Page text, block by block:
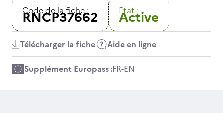
Code de la fiche :
RNCP37662 Etat :
Active
Télécharger la fiche Aide en ligne
Supplément Europass :FR-EN